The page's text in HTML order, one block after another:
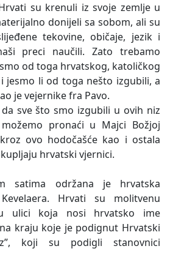
su krenuli iz svoje zemlje u
donijeli sa sobom, ali su
tekovine, običaje, jezik i
preci naučili. Zato trebamo
od toga hrvatskog, katoličkog
jesmo li od toga nešto izgubili, a
je vejernike fra Pavo.
sve što smo izgubili u ovih niz
pronaći u Majci Božjoj
ovo hodočašće kao i ostala
hrvatski vjernici.
satima održana je hrvatska
Hrvati su molitvenu
ulici koja nosi hrvatsko ime
kraju koje je podignut Hrvatski
koji su podigli stanovnici